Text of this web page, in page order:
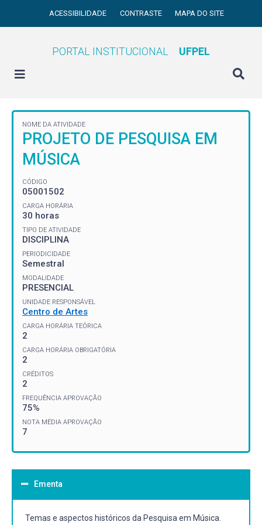
ACESSIBILIDADE CONTRASTE MAPA DO SITE
PORTAL INSTITUCIONAL UFPEL
NOME DA ATIVIDADE
PROJETO DE PESQUISA EM
MÚSICA
CÓDIGO
05001502
CARGA HORÁRIA
30 horas
TIPO DE ATIVIDADE
DISCIPLINA
PERIODICIDADE
Semestral
MODALIDADE
PRESENCIAL
UNIDADE RESPONSÁVEL
Centro de Artes
CARGA HORÁRIA TEÓRICA
2
CARGA HORÁRIA OBRIGATÓRIA
2
CRÉDITOS
2
FREQUÊNCIA APROVAÇÃO
75%
NOTA MÉDIA APROVAÇÃO
7
Ementa
Temas e aspectos históricos da Pesquisa em Música.